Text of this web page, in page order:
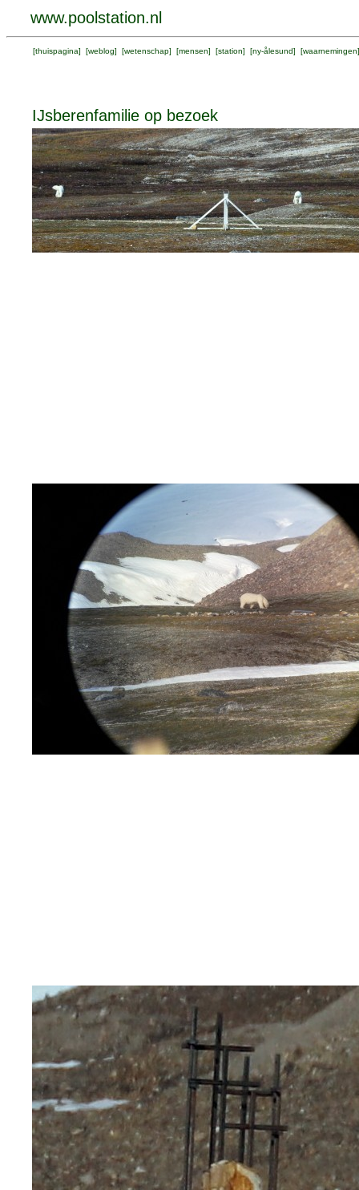
www.poolstation.nl
[thuispagina] [weblog] [wetenschap] [mensen] [station] [ny-ålesund] [waarnemingen
IJsberenfamilie op bezoek